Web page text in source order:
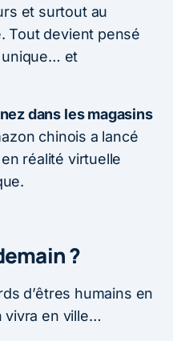
et surtout au
Tout devient pensé
unique… et
dans les magasins
chinois a lancé
réalité virtuelle
?
d’êtres humains en
vivra en ville…